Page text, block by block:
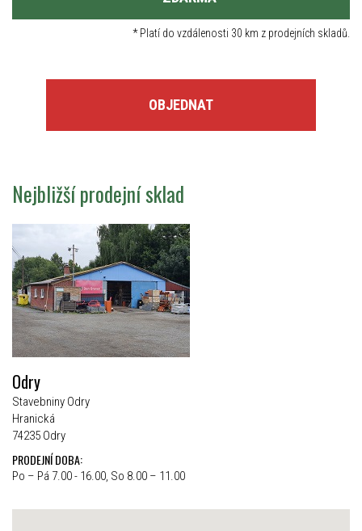
*Platí do vzdálenosti 30 km z prodejních skladů.
OBJEDNAT
Nejbližší prodejní sklad
Odry
Stavebniny Odry
Hranická
74235 Odry
PRODEJNÍ DOBA:
Po – Pá 7.00 - 16.00, So 8.00 – 11.00